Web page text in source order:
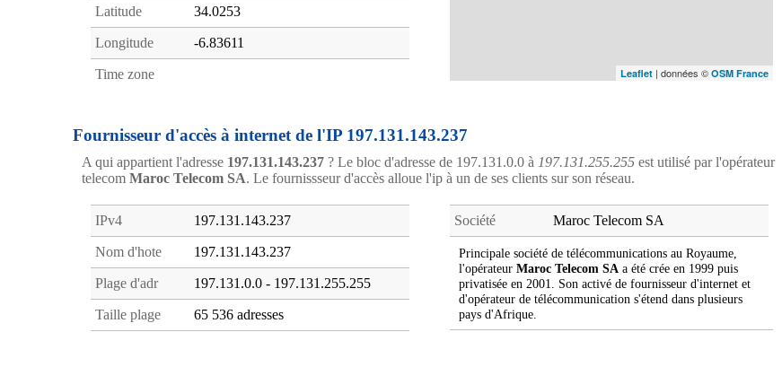
Latitude 34.0253
Longitude -6.83611
Time zone Leaflet | données © OSM France
Fournisseur d'accès à internet de l'IP 197.131.143.237
A qui appartient l'adresse 197.131.143.237 ? Le bloc d'adresse de 197.131.0.0 à 197.131.255.255 est utilisé par l'opérateur
telecom Maroc Telecom SA. Le fournissseur d'accès alloue l'ip à un de ses clients sur son réseau.
IPv4 197.131.143.237
Nom d'hote 197.131.143.237
Plage d'adr 197.131.0.0 - 197.131.255.255
Taille plage 65 536 adresses
Société Maroc Telecom SA
Principale société de télécommunications au Royaume,
l'opérateur Maroc Telecom SA a été crée en 1999 puis
privatisée en 2001. Son activé de fournisseur d'internet et
d'opérateur de télécommunication s'étend dans plusieurs
pays d'Afrique.